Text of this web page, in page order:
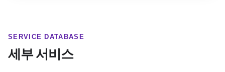
SERVICE DATABASE
세부 서비스